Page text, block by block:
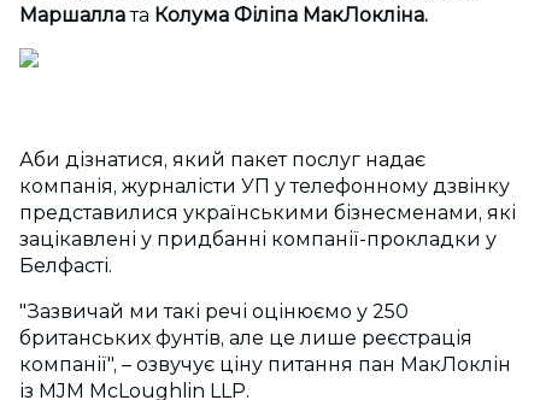
Маршаллата Колума Філіпа МакЛокліна.
Аби дізнатися, який пакет послуг надає
компанія, журналісти УП у телефонному дзвінку
представилися українськими бізнесменами, які
зацікавлені у придбанні компанії-прокладки у
Белфасті.
"Зазвичай ми такі речі оцінюємо у 250
британських фунтів, але це лише реєстрація
компанії", – озвучує ціну питання пан МакЛоклін
із MJM McLoughlin LLP.